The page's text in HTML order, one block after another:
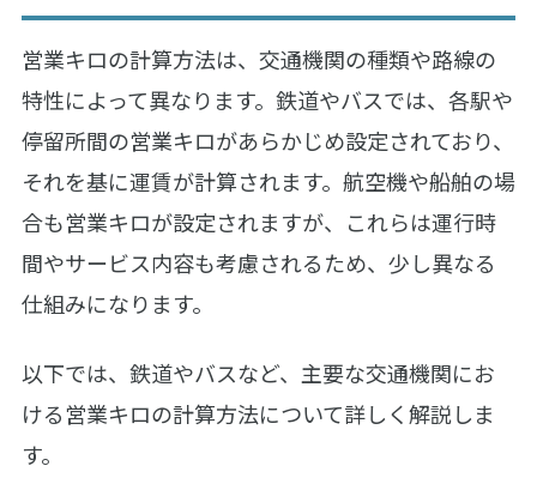
営業キロの計算方法は、交通機関の種類や路線の
特性によって異なります。鉄道やバスでは、各駅や
停留所間の営業キロがあらかじめ設定されており、
それを基に運賃が計算されます。航空機や船舶の場
合も営業キロが設定されますが、これらは運行時
間やサービス内容も考慮されるため、少し異なる
仕組みになります。
以下では、鉄道やバスなど、主要な交通機関にお
ける営業キロの計算方法について詳しく解説しま
す。